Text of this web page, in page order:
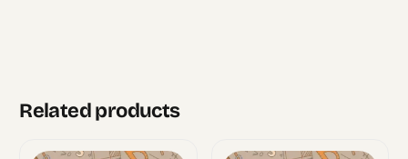
Related products